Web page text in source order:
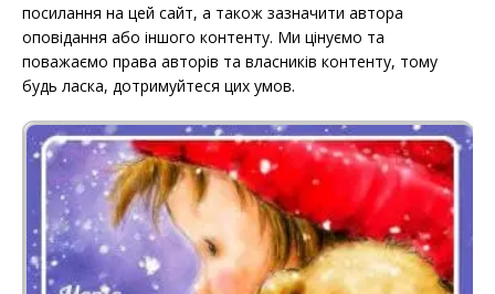
посилання на цей сайт, а також зазначити автора
оповідання або іншого контенту. Ми цінуємо та
поважаємо права авторів та власників контенту, тому
будь ласка, дотримуйтеся цих умов.